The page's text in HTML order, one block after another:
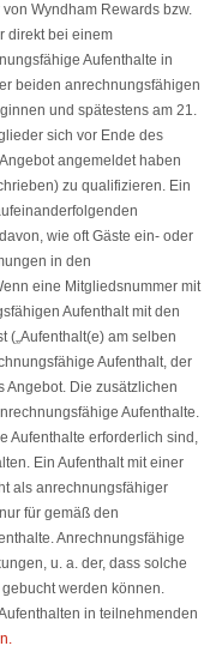
Wyndham Rewards bzw.
direkt bei einem
Aufenthalte in
beiden anrechnungsfähigen
und spätestens am 21.
sich vor Ende des
angemeldet haben
zu qualifizieren. Ein
wie oft Gäste ein- oder
in den
eine Mitgliedsnummer mit
Aufenthalt mit den
(„Aufenthalt(e) am selben
Aufenthalt, der
Angebot. Die zusätzlichen
Aufenthalte.
Aufenthalte erforderlich sind,
Ein Aufenthalt mit einer
als anrechnungsfähiger
für gemäß den
Anrechnungsfähige
u. a. der, dass solche
werden können.
in teilnehmenden